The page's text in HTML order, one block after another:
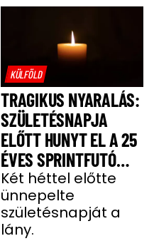
KÜLFÖLD
TRAGIKUS NYARALÁS:
SZÜLETÉSNAPJA
ELŐTT HUNYT EL A 25
ÉVES SPRINTFUTÓ
LÁNY
Két héttel előtte
ünnepelte
születésnapját a
lány.